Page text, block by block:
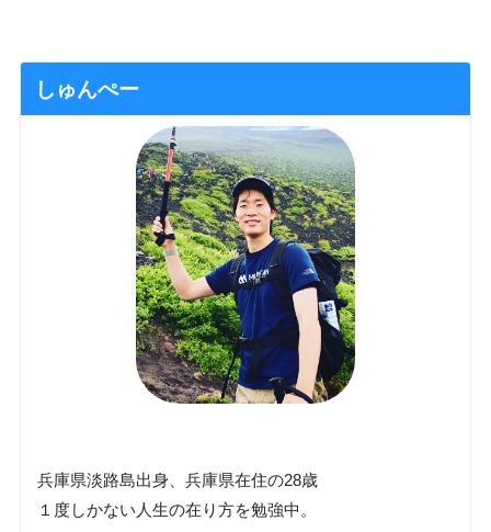
しゅんぺー
兵庫県淡路島出身、兵庫県在住の28歳
１度しかない人生の在り方を勉強中。